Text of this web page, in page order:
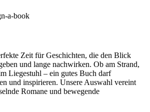
Zeit für Geschichten, die den Blick
und lange nachwirken. Ob am Strand,
Liegestuhl – ein gutes Buch darf
und inspirieren. Unsere Auswahl vereint
Romane und bewegende